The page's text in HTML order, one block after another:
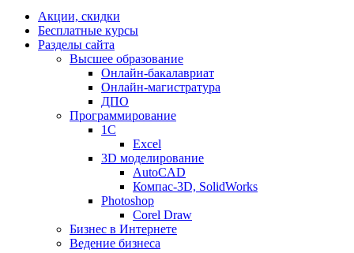
Акции, скидки
Бесплатные курсы
Разделы сайта
Высшее образование
Онлайн-бакалавриат
Онлайн-магистратура
ДПО
Программирование
1С
Excel
3D моделирование
AutoCAD
Компас-3D, SolidWorks
Photoshop
Corel Draw
Бизнес в Интернете
Ведение бизнеса